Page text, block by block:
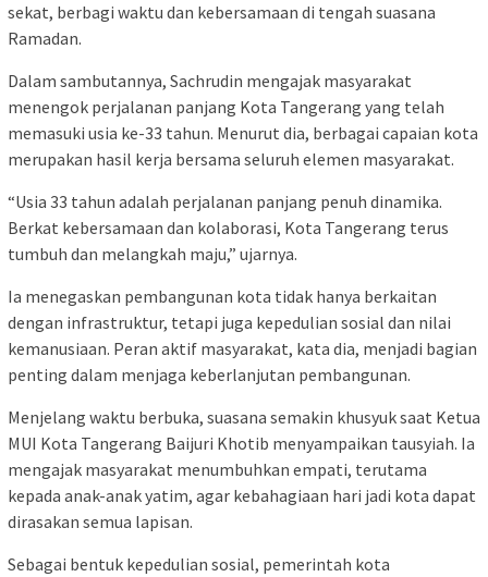
sekat, berbagi waktu dan kebersamaan di tengah suasana
Ramadan.
Dalam sambutannya, Sachrudin mengajak masyarakat
menengok perjalanan panjang Kota Tangerang yang telah
memasuki usia ke-33 tahun. Menurut dia, berbagai capaian kota
merupakan hasil kerja bersama seluruh elemen masyarakat.
“Usia 33 tahun adalah perjalanan panjang penuh dinamika.
Berkat kebersamaan dan kolaborasi, Kota Tangerang terus
tumbuh dan melangkah maju,” ujarnya.
Ia menegaskan pembangunan kota tidak hanya berkaitan
dengan infrastruktur, tetapi juga kepedulian sosial dan nilai
kemanusiaan. Peran aktif masyarakat, kata dia, menjadi bagian
penting dalam menjaga keberlanjutan pembangunan.
Menjelang waktu berbuka, suasana semakin khusyuk saat Ketua
MUI Kota Tangerang Baijuri Khotib menyampaikan tausyiah. Ia
mengajak masyarakat menumbuhkan empati, terutama
kepada anak-anak yatim, agar kebahagiaan hari jadi kota dapat
dirasakan semua lapisan.
Sebagai bentuk kepedulian sosial, pemerintah kota